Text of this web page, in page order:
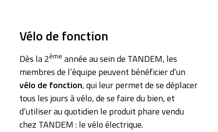
Vélo de fonction
Dès la 2ème année au sein de TANDEM, les
membres de l’équipe peuvent bénéficier d’un
vélo de fonction, qui leur permet de se déplacer
tous les jours à vélo, de se faire du bien, et
d’utiliser au quotidien le produit phare vendu
chez TANDEM : le vélo électrique.